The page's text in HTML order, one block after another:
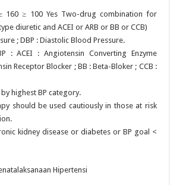
160 ≥ 100 Yes Two-drug combination for
diuretic and ACEI or ARB or BB or CCB)
; DBP : Diastolic Blood Pressure.
: ACEI : Angiotensin Converting Enzyme
Receptor Blocker ; BB : Beta-Bloker ; CCB :
highest BP category.
should be used cautiously in those at risk
kidney disease or diabetes or BP goal <
Hipertensi